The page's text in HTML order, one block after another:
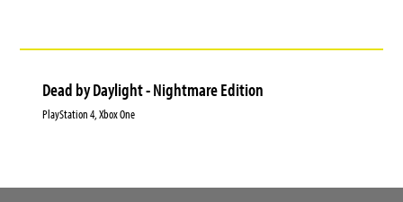
Dead by Daylight - Nightmare Edition
PlayStation 4, Xbox One